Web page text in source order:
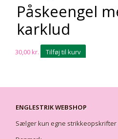
Påskeengel
karklud
30,00 kr. Tilføj til kurv
ENGLESTRIK WEBSHOP
Sælger kun egne strikkeopskrifter